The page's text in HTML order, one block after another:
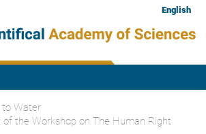
English
Water
the Workshop on The Human Right